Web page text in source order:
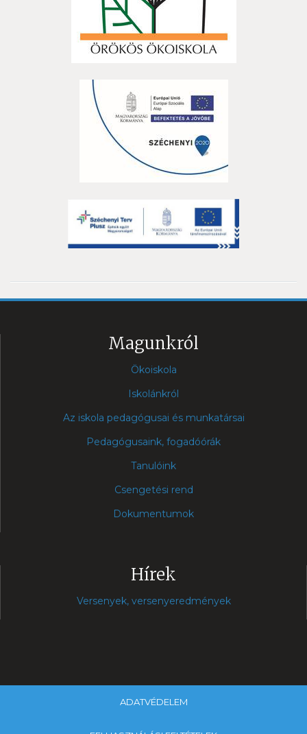
Magunkról
Ökoiskola
Iskolánkról
Az iskola pedagógusai és munkatársai
Pedagógusaink, fogadóórák
Tanulóink
Csengetési rend
Dokumentumok
Hírek
Versenyek, versenyeredmények
ADATVÉDELEM